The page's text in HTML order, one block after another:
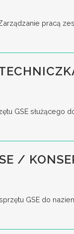
pracą
GSE służącego
/
GSE do